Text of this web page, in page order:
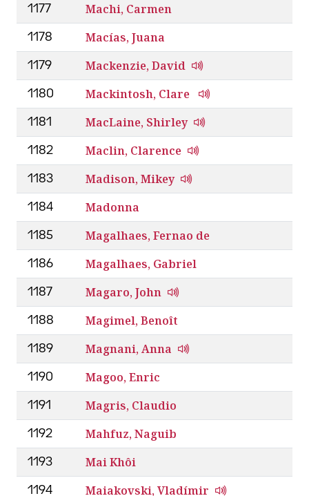
1177 Machi, Carmen
1178 Macías, Juana
1179 Mackenzie, David
1180 Mackintosh, Clare
1181 MacLaine, Shirley
1182 Maclin, Clarence
1183 Madison, Mikey
1184 Madonna
1185 Magalhaes, Fernao de
1186 Magalhaes, Gabriel
1187 Magaro, John
1188 Magimel, Benoît
1189 Magnani, Anna
1190 Magoo, Enric
1191 Magris, Claudio
1192 Mahfuz, Naguib
1193 Mai Khôi
1194 Maiakovski, Vladímir